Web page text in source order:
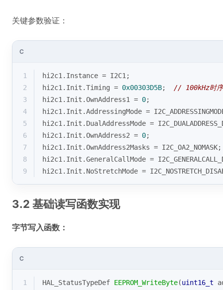
关键参数验证：
C
1
hi2c1.Instance = I2C1;
2
hi2c1.Init.Timing = 0x00303D5B; // 100kHz时
3
hi2c1.Init.OwnAddress1 = 0;
4
hi2c1.Init.AddressingMode =
5
hi2c1.Init.DualAddressMode =
6
hi2c1.Init.OwnAddress2 = 0;
7
hi2c1.Init.OwnAddress2Masks = I2C_OA2_NOMASK;
8
hi2c1.Init.GeneralCallMode =
9
hi2c1.Init.NoStretchMode =
3.2 基础读写函数实现
字节写入函数：
C
1 HAL_StatusTypeDef EEPROM_WriteByte(uint16_t